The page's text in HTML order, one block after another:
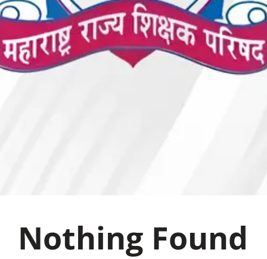
Nothing Found